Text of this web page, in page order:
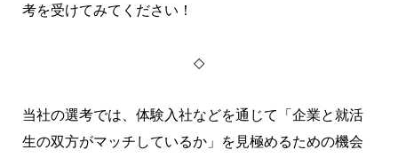
考を受けてみてください！
◇
当社の選考では、体験入社などを通じて「企業と就活
生の双方がマッチしているか」を見極めるための機会